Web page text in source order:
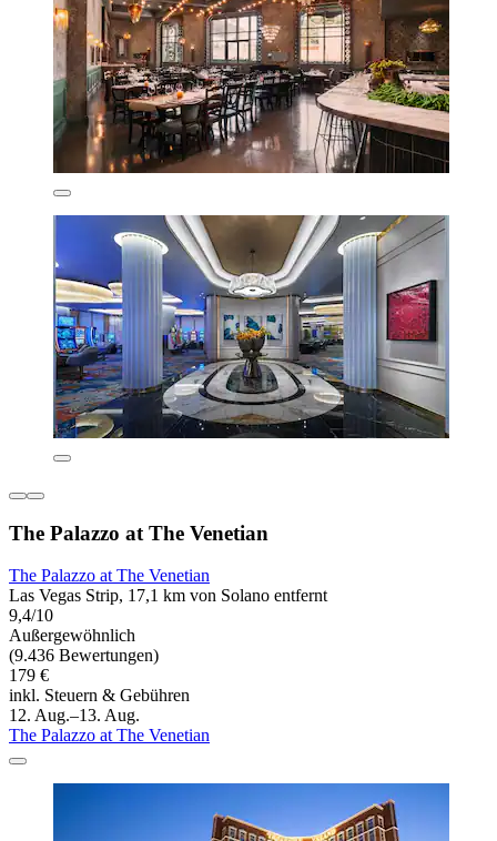
The Palazzo at The Venetian
The Palazzo at The Venetian
Las Vegas Strip, 17,1 km von Solano entfernt
9,4/10
Außergewöhnlich
(9.436 Bewertungen)
179 €
inkl. Steuern & Gebühren
12. Aug.–13. Aug.
The Palazzo at The Venetian